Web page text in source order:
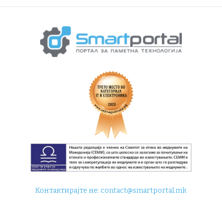
Контактирајте не:contact@smartportal.mk